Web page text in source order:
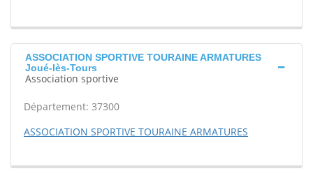
ASSOCIATION SPORTIVE TOURAINE ARMATURES
Joué-lès-Tours
Association sportive
Département: 37300
ASSOCIATION SPORTIVE TOURAINE ARMATURES